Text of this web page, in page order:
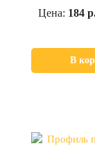
Цена: 184
В